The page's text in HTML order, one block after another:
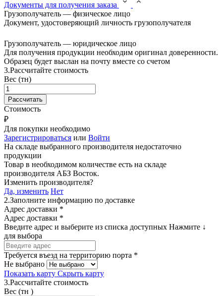
Документы для получения заказа
Грузополучатель — физическое лицо
Документ, удостоверяющий личность грузополучателя
Грузополучатель — юридическое лицо
Для получения продукции необходим оригинал доверенности.
Образец будет выслан на почту вместе со счетом
3.Рассчитайте стоимость
Вес (тн)
Стоимость
₽
Для покупки необходимо
Зарегистрироваться или Войти
На складе выбранного производителя недостаточно
продукции
Товар в необходимом количестве есть на складе
производителя АБЗ Восток.
Изменить производителя?
Да, изменить Нет
2.Заполните информацию по доставке
Адрес доставки *
Адрес доставки *
Введите адрес и выберите из списка доступных Нажмите ↓
для выбора
Требуется въезд на территорию порта *
Не выбрано
Показать карту Скрыть карту
3.Рассчитайте стоимость
Вес (тн )